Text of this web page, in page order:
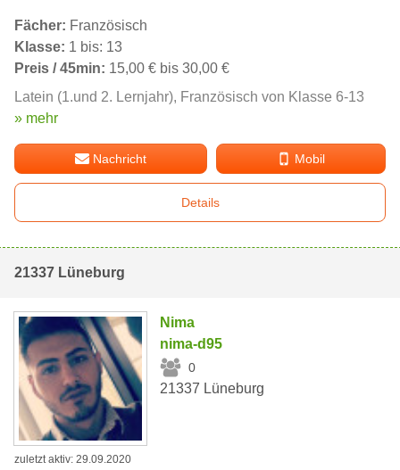
Fächer: Französisch
Klasse: 1 bis: 13
Preis / 45min: 15,00 € bis 30,00 €
Latein (1.und 2. Lernjahr), Französisch von Klasse 6-13
» mehr
Nachricht Mobil
Details
21337 Lüneburg
Nima
nima-d95
0
21337 Lüneburg
zuletzt aktiv: 29.09.2020